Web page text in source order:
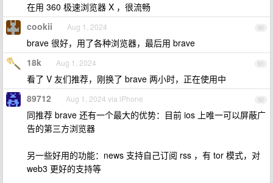
在用 360 极速浏览器 X ，很流畅
90
cookii Aug 1, 2024
brave 很好，用了各种浏览器，最后用 brave
91
18k Aug 1, 2024
看了 V 友们推荐，刚换了 brave 两小时，正在使用中
92
89712 Aug 1, 2024 via iPhone
同推荐 brave 还有一个最大的优势：目前 ios 上唯一可以屏蔽广
告的第三方浏览器
另一些好用的功能：news 支持自己订阅 rss ，有 tor 模式，对
web3 更好的支持等